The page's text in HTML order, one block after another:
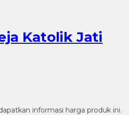
Katolik Jati
informasi harga produk ini.